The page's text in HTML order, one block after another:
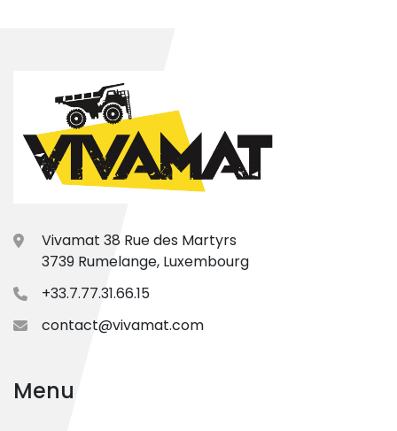
Vivamat 38 Rue des Martyrs
3739 Rumelange, Luxembourg
+33.7.77.31.66.15
contact@vivamat.com
Menu